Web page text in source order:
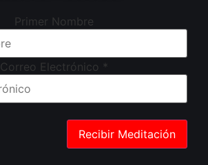
Primer Nombre
Correo Electrónico *